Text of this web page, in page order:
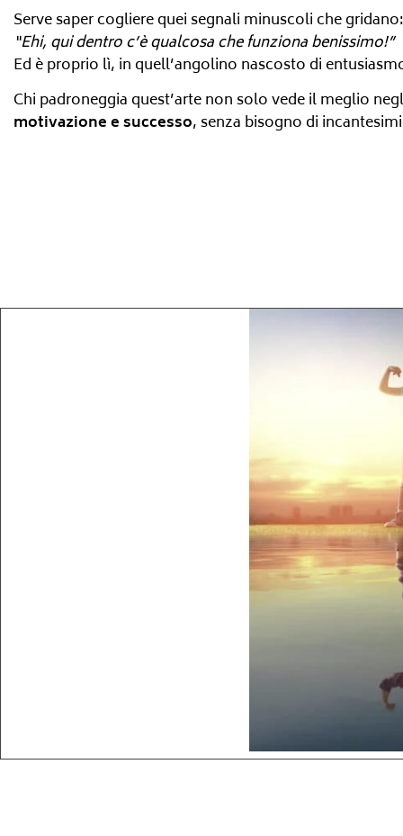
Serve saper cogliere quei segnali minuscoli che gridano:
“Ehi, qui dentro c’è qualcosa che funziona benissimo!”
Ed è proprio lì, in quell’angolino nascosto di
Chi padroneggia quest’arte non solo vede il meglio
motivazione e successo, senza bisogno di